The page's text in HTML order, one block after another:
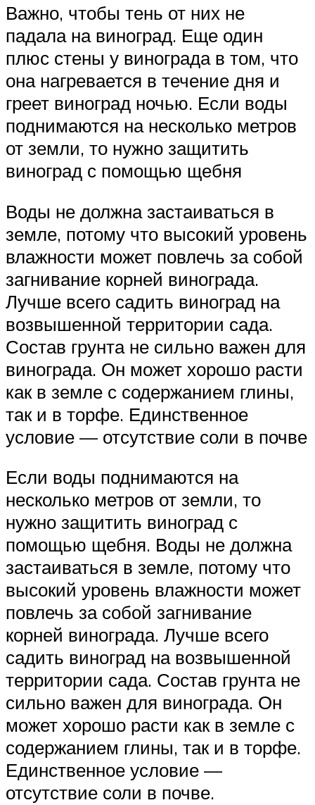
Важно, чтобы тень от них не
падала на виноград. Еще один
плюс стены у винограда в том, что
она нагревается в течение дня и
греет виноград ночью. Если воды
поднимаются на несколько метров
от земли, то нужно защитить
виноград с помощью щебня
Воды не должна застаиваться в
земле, потому что высокий уровень
влажности может повлечь за собой
загнивание корней винограда.
Лучше всего садить виноград на
возвышенной территории сада.
Состав грунта не сильно важен для
винограда. Он может хорошо расти
как в земле с содержанием глины,
так и в торфе. Единственное
условие — отсутствие соли в почве
Если воды поднимаются на
несколько метров от земли, то
нужно защитить виноград с
помощью щебня. Воды не должна
застаиваться в земле, потому что
высокий уровень влажности может
повлечь за собой загнивание
корней винограда. Лучше всего
садить виноград на возвышенной
территории сада. Состав грунта не
сильно важен для винограда. Он
может хорошо расти как в земле с
содержанием глины, так и в торфе.
Единственное условие —
отсутствие соли в почве.